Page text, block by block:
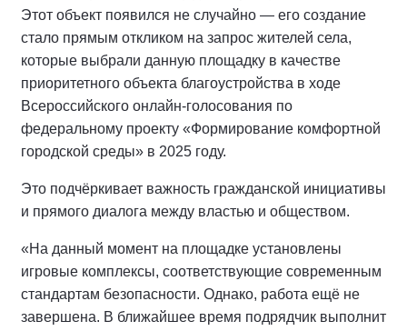
Этот объект появился не случайно — его создание
стало прямым откликом на запрос жителей села,
которые выбрали данную площадку в качестве
приоритетного объекта благоустройства в ходе
Всероссийского онлайн-голосования по
федеральному проекту «Формирование комфортной
городской среды» в 2025 году.
Это подчёркивает важность гражданской инициативы
и прямого диалога между властью и обществом.
«На данный момент на площадке установлены
игровые комплексы, соответствующие современным
стандартам безопасности. Однако, работа ещё не
завершена. В ближайшее время подрядчик выполнит